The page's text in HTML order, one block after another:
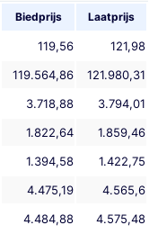
Biedprijs Laatprijs
119,56
121,98
119.564,86
121.980,31
3.718,88
3.794,01
1.822,64
1.859,46
1.394,58
1.422,75
4.475,19
4.565,6
4.484,88 4.575,48